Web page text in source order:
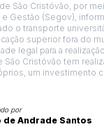
São Cristóvão, por
Gestão (Segov),
o transporte
superior fora do
legal para a
São Cristóvão tem
um investimento
por
de Andrade Santos